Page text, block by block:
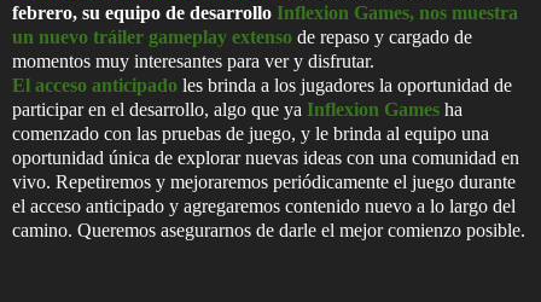
febrero, su equipo de desarrollo Inflexion Games, nos muestra
un nuevo tráiler gameplay extenso de repaso y cargado de
momentos muy interesantes para ver y disfrutar.
El acceso anticipado les brinda a los jugadores la oportunidad de
participar en el desarrollo, algo que ya Inflexion Games ha
comenzado con las pruebas de juego, y le brinda al equipo una
oportunidad única de explorar nuevas ideas con una comunidad en
vivo. Repetiremos y mejoraremos periódicamente el juego durante
el acceso anticipado y agregaremos contenido nuevo a lo largo del
camino. Queremos asegurarnos de darle el mejor comienzo posible.